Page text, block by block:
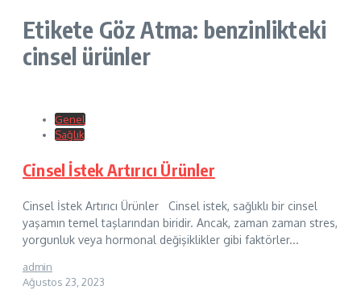
Etikete Göz Atma: benzinlikteki
cinsel ürünler
Genel
Sağlık
Cinsel İstek Artırıcı Ürünler
Cinsel İstek Artırıcı Ürünler Cinsel istek, sağlıklı bir cinsel
yaşamın temel taşlarından biridir. Ancak, zaman zaman stres,
yorgunluk veya hormonal değişiklikler gibi faktörler...
admin
Ağustos 23, 2023